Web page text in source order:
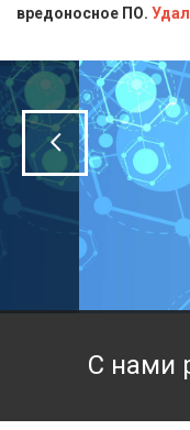
Индикаторы
Кислоты
Пищевая химия
Стандарт-титры
Техническая химия
СТАТЬИ
ДОСТАВКА
СЕРТИФИКАТЫ
КОНТАКТЫ
вредоносное ПО.
С нами